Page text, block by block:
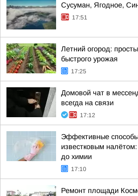
Сусуман, Ягодное,
17:51
Летний огород:
быстрого урожая
17:25
Домовой чат в
всегда на связи
17:12
Эффективные
известковым
до химии
17:10
Ремонт площади